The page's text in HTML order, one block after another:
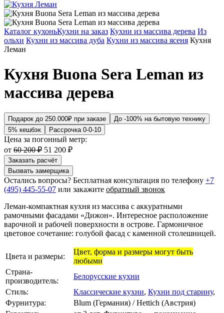
Кухни на заказ Кухни из массива дерева Из
ольхи Кухни из массива дуба Кухни из массива ясеня Кухня
Леман
Кухня Buona Sera Leman из
массива дерева
Подарок до 250.000₽ при заказе
До -100% на бытовую технику
5% кешбэк
Рассрочка 0-0-10
Цена за погонный метр:
от 60 200 ₽ 51 200 ₽
Заказать расчёт
Вызвать замерщика
Остались вопросы? Бесплатная консультация по телефону +7
(495) 445-55-07 или закажите обратный звонок
Леман-компактная кухня из массива с аккуратными
рамочными фасадами «Дижон». Интересное расположение
варочной и рабочей поверхности в острове. Гармоничное
цветовое сочетание: голубой фасад с каменной столешницей.
Цвета и размеры:
Цвет, форма и размеры могут быть
любыми
Страна-
производитель:
Белорусские кухни
Стиль:
Классические кухни, Кухни под старину,
Фурнитура:
Blum (Германия) / Hettich (Австрия)